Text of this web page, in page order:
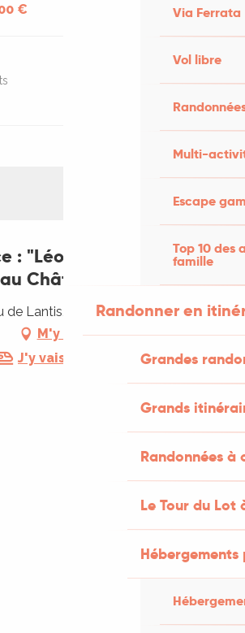
Via Ferrata
Vol libre
Multi-
Escape
Top 10 des
famille
Randonner en
Grandes
Grands
Randonnées
Le Tour du Lot
€
: "Léo Ferré, poète et
Château de Lantis
de Lantis, 46340 Dégagnac
M'y rendre
J'y vais en train !